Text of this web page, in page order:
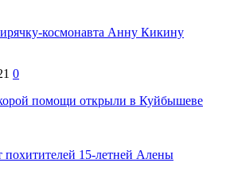
космонавта Анну Кикину
0
помощи открыли в Куйбышеве
15-летней Алены